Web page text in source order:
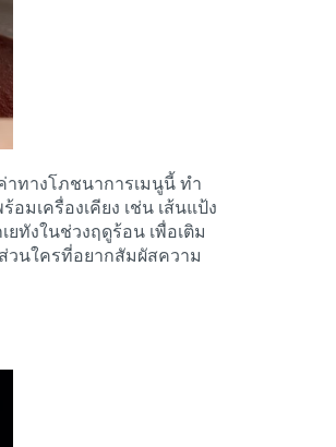
ทางโภชนาการเมนูนี้ ทำ
มเครื่องเคียง เช่น เส้นแป้ง
ทังในช่วงฤดูร้อน เพื่อเติม
วนใครที่อยากสัมผัสความ